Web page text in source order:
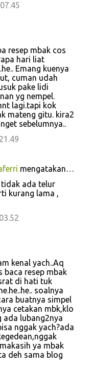
resep mbak cos
hari liat
Emang kuenya
cuman udah
pake lidi
yg nempel.
lagi.tapi kok
mateng gitu. kira2
sebelumnya..
mengatakan…
tidak ada telur
kurang lama ,
kenal yach..Aq
baca resep mbak
di hati tuk
soalnya
buatnya simpel
cetakan mbk,klo
ada lubang2nya
nggak yach?ada
ya mbak
deh sama blog